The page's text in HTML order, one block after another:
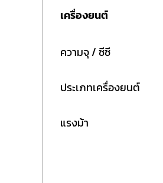
เครื่องยนต์
ความจุ / ซีซี
ประเภทเครื่องยนต์
แรงม้า